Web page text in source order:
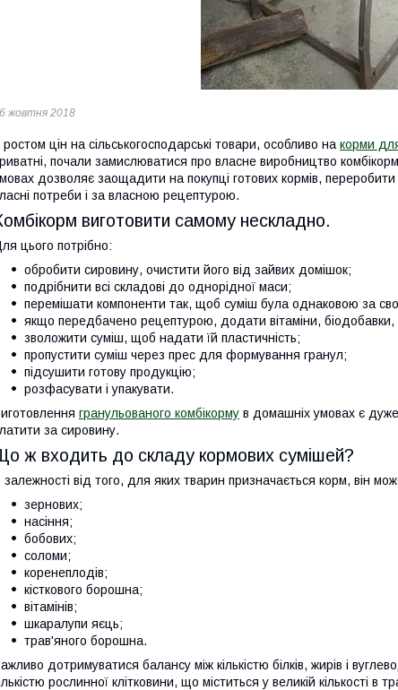
жовтня 2018
ростом цін на сільськогосподарські товари, особливо на корми
почали замислюватися про власне виробництво
дозволяє заощадити на покупці готових кормів,
потреби і за власною рецептурою.
виготовити самому нескладно.
цього потрібно:
обробити сировину, очистити його від зайвих домішок;
подрібнити всі складові до однорідної маси;
перемішати компоненти так, щоб суміш була однаковою за
якщо передбачено рецептурою, додати вітаміни, біодобавки,
зволожити суміш, щоб надати їй пластичність;
пропустити суміш через прес для формування гранул;
підсушити готову продукцію;
розфасувати і упакувати.
гранульованого комбікорму в домашніх умовах є
за сировину.
ж входить до складу кормових сумішей?
залежності від того, для яких тварин призначається корм, він
зернових;
насіння;
бобових;
соломи;
коренеплодів;
кісткового борошна;
вітамінів;
шкаралупи яєць;
трав'яного борошна.
дотримуватися балансу між кількістю білків, жирів і
рослинної клітковини, що міститься у великій кількості в